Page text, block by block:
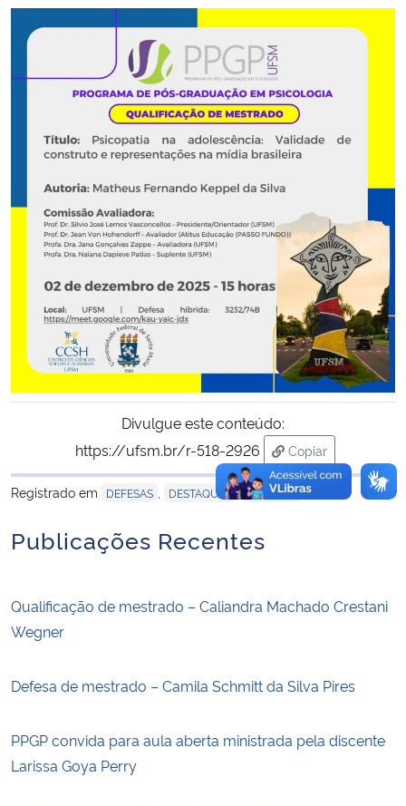
Secretaria de Governo
Gabinete de Segurança Institucional
Advocacia-Geral da União
Banco Central do Brasil
Divulgue este conteúdo:
https://ufsm.br/r-518-2926
Copiar
para área de
Registrado em
DEFESAS DESTAQUES , NOTÍCIAS
Publicações Recentes
Qualificação de mestrado – Caliandra Machado Crestani
Wegner
Defesa de mestrado – Camila Schmitt da Silva Pires
PPGP convida para aula aberta ministrada pela discente
Larissa Goya Perry